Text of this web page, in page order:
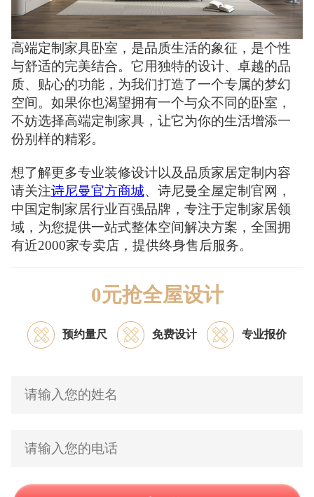
高端定制家具卧室，是品质生活的象征，是个性
与舒适的完美结合。它用独特的设计、卓越的品
质、贴心的功能，为我们打造了一个专属的梦幻
空间。如果你也渴望拥有一个与众不同的卧室，
不妨选择高端定制家具，让它为你的生活增添一
份别样的精彩。
想了解更多专业装修设计以及品质家居定制内容
请关注诗尼曼官方商城、诗尼曼全屋定制官网，
中国定制家居行业百强品牌，专注于定制家居领
域，为您提供一站式整体空间解决方案，全国拥
有近2000家专卖店，提供终身售后服务。
0元抢全屋设计
预约量尺 免费设计 专业报价